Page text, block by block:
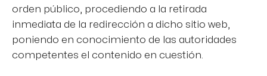
orden público, procediendo a la retirada
inmediata de la redirección a dicho sitio web,
poniendo en conocimiento de las autoridades
competentes el contenido en cuestión.